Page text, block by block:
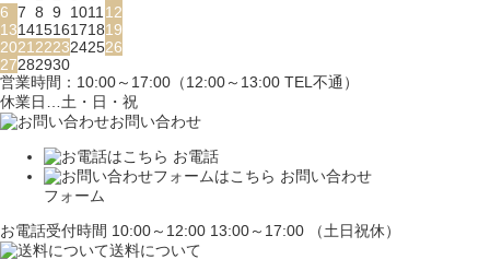
6 7 8 9 1011 12
13141516171819
2021 2223242526
27282930
営業時間：10:00～17:00（12:00～13:00 TEL不通）
休業日…土・日・祝
お問い合わせ
お電話
お問い合わせ
フォーム
お電話受付時間 10:00～12:00 13:00～17:00 （土日祝休）
送料について